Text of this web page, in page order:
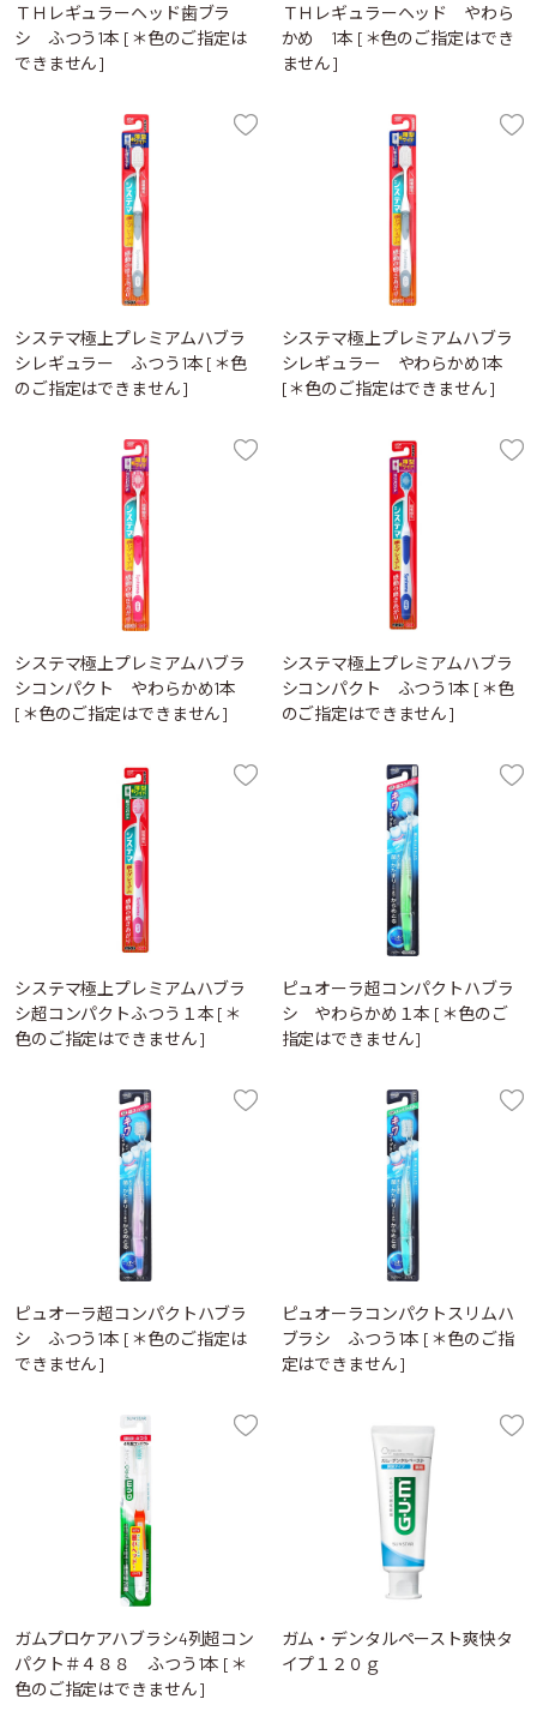
ＴＨレギュラーヘッド歯ブラ
シ ふつう1本 [＊色のご指定は
できません]
ＴＨレギュラーヘッド やわら
かめ 1本 [＊色のご指定はでき
ません]
システマ極上プレミアムハブラ
シレギュラー ふつう1本 [＊色
のご指定はできません]
システマ極上プレミアムハブラ
シレギュラー やわらかめ1本
[＊色のご指定はできません]
システマ極上プレミアムハブラ
シコンパクト やわらかめ1本
[＊色のご指定はできません]
システマ極上プレミアムハブラ
シコンパクト ふつう1本 [＊色
のご指定はできません]
システマ極上プレミアムハブラ
シ超コンパクトふつう１本 [＊
色のご指定はできません]
ピュオーラ超コンパクトハブラ
シ やわらかめ１本 [＊色のご
指定はできません]
ピュオーラ超コンパクトハブラ
シ ふつう1本 [＊色のご指定は
できません]
ピュオーラコンパクトスリムハ
ブラシ ふつう1本 [＊色のご指
定はできません]
ガムプロケアハブラシ4列超コン
パクト＃４８８ ふつう1本 [＊
色のご指定はできません]
ガム・デンタルペースト爽快タ
イプ１２０ｇ